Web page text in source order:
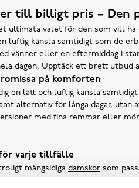
till billigt pris –
ultimata valet för den som vill
luftig känsla samtidigt som de
vänner eller en eftermiddag i
dagen. Upptäck ett brett
på komforten
en lätt och luftig känsla
alternativ för långa dagar, utan
med fina remmar eller
för varje tillfälle
mångsidiga damskor som